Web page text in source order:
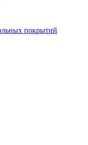
покрытий